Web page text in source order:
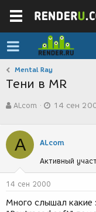
Mental Ray
Тени в MR
в
о
р
т
е
м
ы
ALcom
а
с
з
д
и
14 сен
A ALcom
Активный
14 сен 2000
Много слышал какие